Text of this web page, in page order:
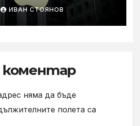
ИВАН СТОЯНОВ
няма да бъде
полета са